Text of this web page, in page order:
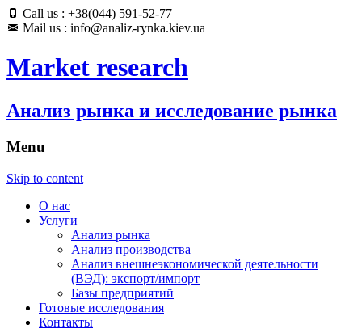
Call us : +38(044) 591-52-77
Mail us : info@analiz-rynka.kiev.ua
Market research
Анализ рынка и исследование рынка
Menu
Skip to content
О нас
Услуги
Анализ рынка
Анализ производства
Анализ внешнеэкономической деятельности
(ВЭД): экспорт/импорт
Базы предприятий
Готовые исследования
Контакты